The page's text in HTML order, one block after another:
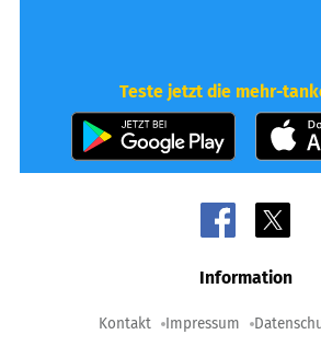
Teste jetzt die mehr-
Information
Kontakt Impressum